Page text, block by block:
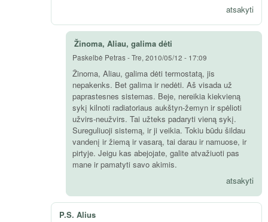
atsakyti
Žinoma, Aliau, galima dėti
Paskelbė Petras-Tre, 2010/05/12 - 17:09
Žinoma, Aliau, galima dėti termostatą, jis
nepakenks. Bet galima ir nedėti. Aš visada už
paprastesnes sistemas. Beje, nereikia kiekvieną
sykį kilnoti radiatoriaus aukštyn-žemyn ir spėlioti
užvirs-neužvirs. Tai užteks padaryti vieną sykį.
Sureguliuoji sistemą, ir ji veikia. Tokiu būdu šildau
vandenį ir žiemą ir vasarą, tai darau ir namuose, ir
pirtyje. Jeigu kas abejojate, galite atvažiuoti pas
mane ir pamatyti savo akimis.
atsakyti
P.S. Alius